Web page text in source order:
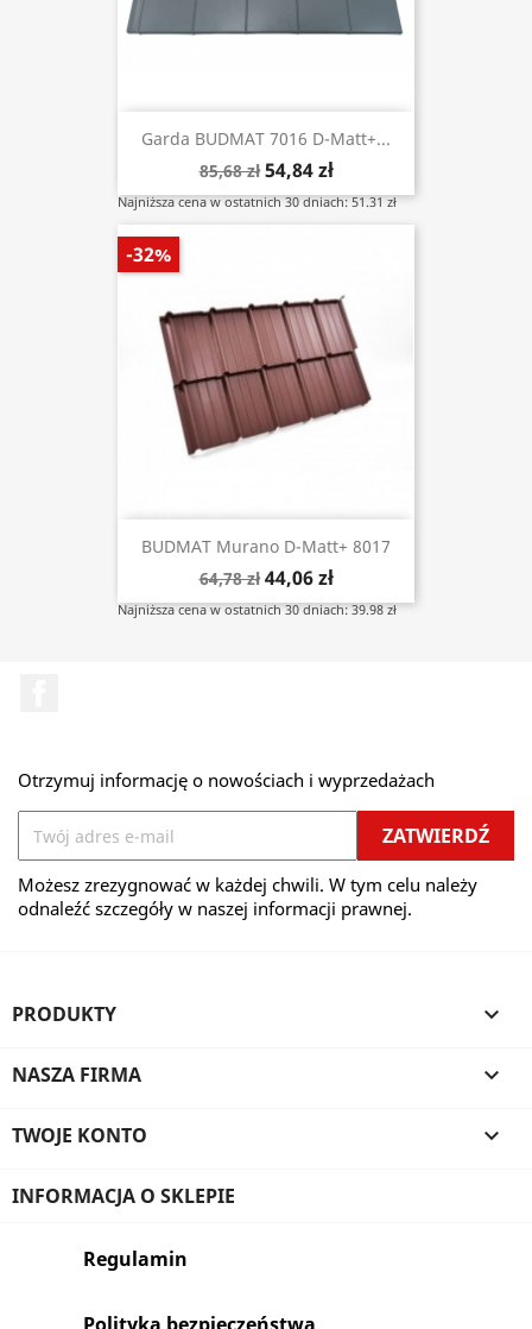
Garda BUDMAT 7016 D-Matt+...
85,68 zł 54,84 zł
Najniższa cena w ostatnich 30 dniach: 51.31 zł
BUDMAT Murano D-Matt+ 8017
64,78 zł 44,06 zł
Najniższa cena w ostatnich 30 dniach: 39.98 zł
-32%
Otrzymuj informację o nowościach i wyprzedażach
Możesz zrezygnować w każdej chwili. W tym celu należy
odnaleźć szczegóły w naszej informacji prawnej.
PRODUKTY 
NASZA FIRMA 
TWOJE KONTO 
INFORMACJA O SKLEPIE
Regulamin